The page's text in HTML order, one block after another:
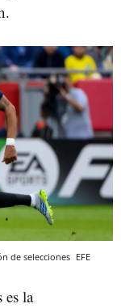
de selecciones EFE
es la